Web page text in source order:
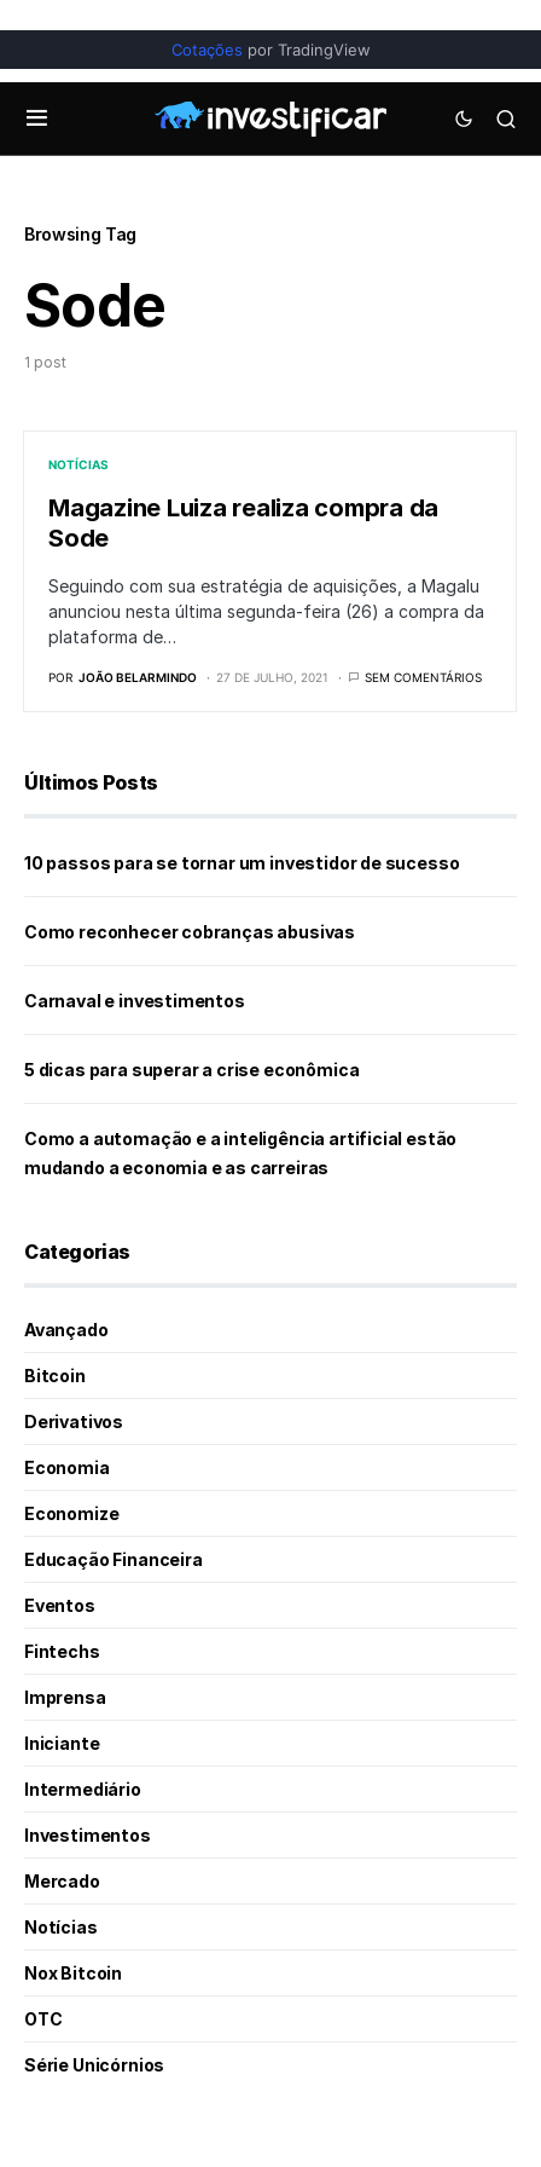
Cotações por TradingView
Browsing Tag
Sode
1 post
NOTÍCIAS
Magazine Luiza realiza compra da
Sode
Seguindo com sua estratégia de aquisições, a Magalu
anunciou nesta última segunda-feira (26) a compra da
plataforma de…
POR JOÃO BELARMINDO 27 DE JULHO, 2021 SEM COMENTÁRIOS
Últimos Posts
10 passos para se tornar um investidor de sucesso
Como reconhecer cobranças abusivas
Carnaval e investimentos
5 dicas para superar a crise econômica
Como a automação e a inteligência artificial estão
mudando a economia e as carreiras
Categorias
Avançado
Bitcoin
Derivativos
Economia
Economize
Educação Financeira
Eventos
Fintechs
Imprensa
Iniciante
Intermediário
Investimentos
Mercado
Notícias
Nox Bitcoin
OTC
Série Unicórnios